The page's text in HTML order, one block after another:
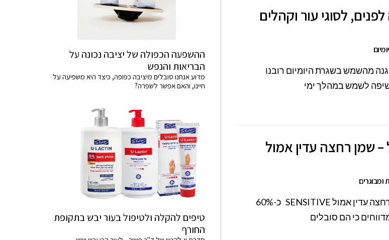
לסוגי עור וקהלים
מהשמש בשגרת היומיום רובנו
לשמש במהלך ימי
שמן רחצה עדין אמול
חדש בסדרת אמול – שמן רחצה עדין אמול SENSITIVE כ-60%
כי הם סובלים
ההשפעה הכפולה של יציבה נכונה על
הבריאות והנפש
מדוע אנחנו סובלים מיציבה כפופה, כיצד היא משפיעה על
חיינו, והאם אפשר לשפרה?
טיפים להקלה ולטיפול בעור יבש בתקופת
החורף